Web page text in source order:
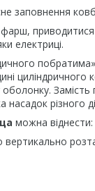
заповнення
електриці.
різного
можна віднести:
вертикально